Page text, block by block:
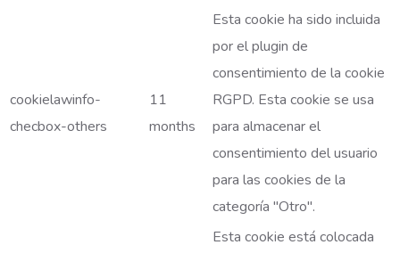
cookielawinfo-
checbox-others
11
months
Esta cookie ha sido incluida
por el plugin de
consentimiento de la cookie
RGPD. Esta cookie se usa
para almacenar el
consentimiento del usuario
para las cookies de la
categoría "Otro".
Esta cookie está colocada